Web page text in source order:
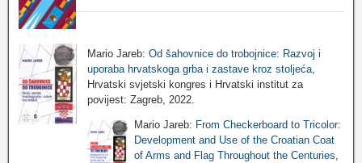
Mario Jareb: Od šahovnice do trobojnice: Razvoj i
uporaba hrvatskoga grba i zastave kroz stoljeća,
Hrvatski svjetski kongres i Hrvatski institut za
povijest: Zagreb, 2022.
Mario Jareb: From Checkerboard to Tricolor:
Development and Use of the Croatian Coat
of Arms and Flag Throughout the Centuries